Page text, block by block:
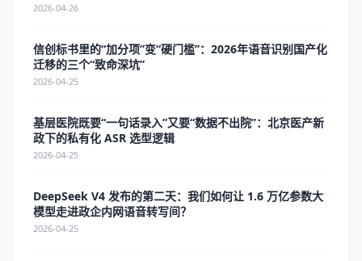
2026-04-26
信创标书里的“加分项”变“硬门槛”：2026年语音识别国产化
迁移的三个“致命深坑”
2026-04-25
基层医院既要“一句话录入”又要“数据不出院”：北京医产新
政下的私有化 ASR 选型逻辑
2026-04-25
DeepSeek V4 发布的第二天：我们如何让 1.6 万亿参数大
模型走进政企内网语音转写间？
2026-04-25